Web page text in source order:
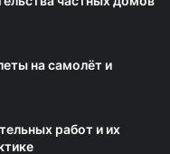
на самолёт и
работ и их